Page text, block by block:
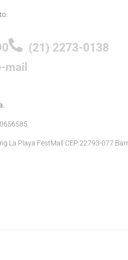
(21) 2273-0138
mail
La Playa FestMall CEP 22793-077